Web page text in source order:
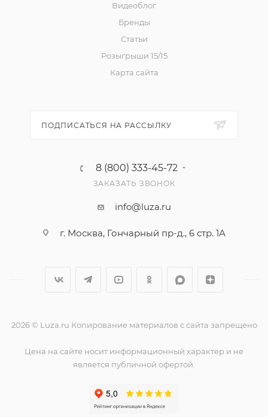
Видеоблог
Бренды
Статьи
Розыгрыши 15/15
Карта сайта
ПОДПИСАТЬСЯ НА РАССЫЛКУ
8 (800) 333-45-72
ЗАКАЗАТЬ ЗВОНОК
info@luza.ru
г. Москва, Гончарный пр-д., 6 стр. 1А
2026 © Luza.ru Копирование материалов с сайта запрещено
Цена на сайте носит информационный характер и не
является публичной офертой.